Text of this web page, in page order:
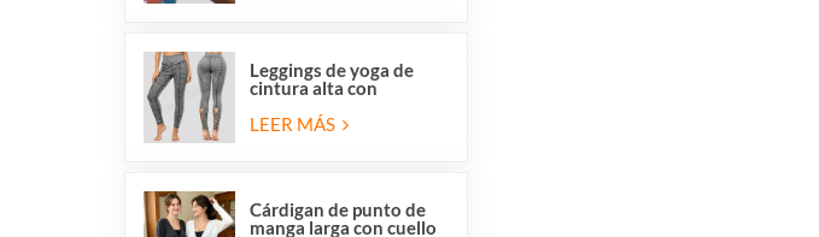
Leggings de yoga de
cintura alta con
y malla con aberturas
LEER MÁS
Cárdigan de punto de
manga larga con cuello